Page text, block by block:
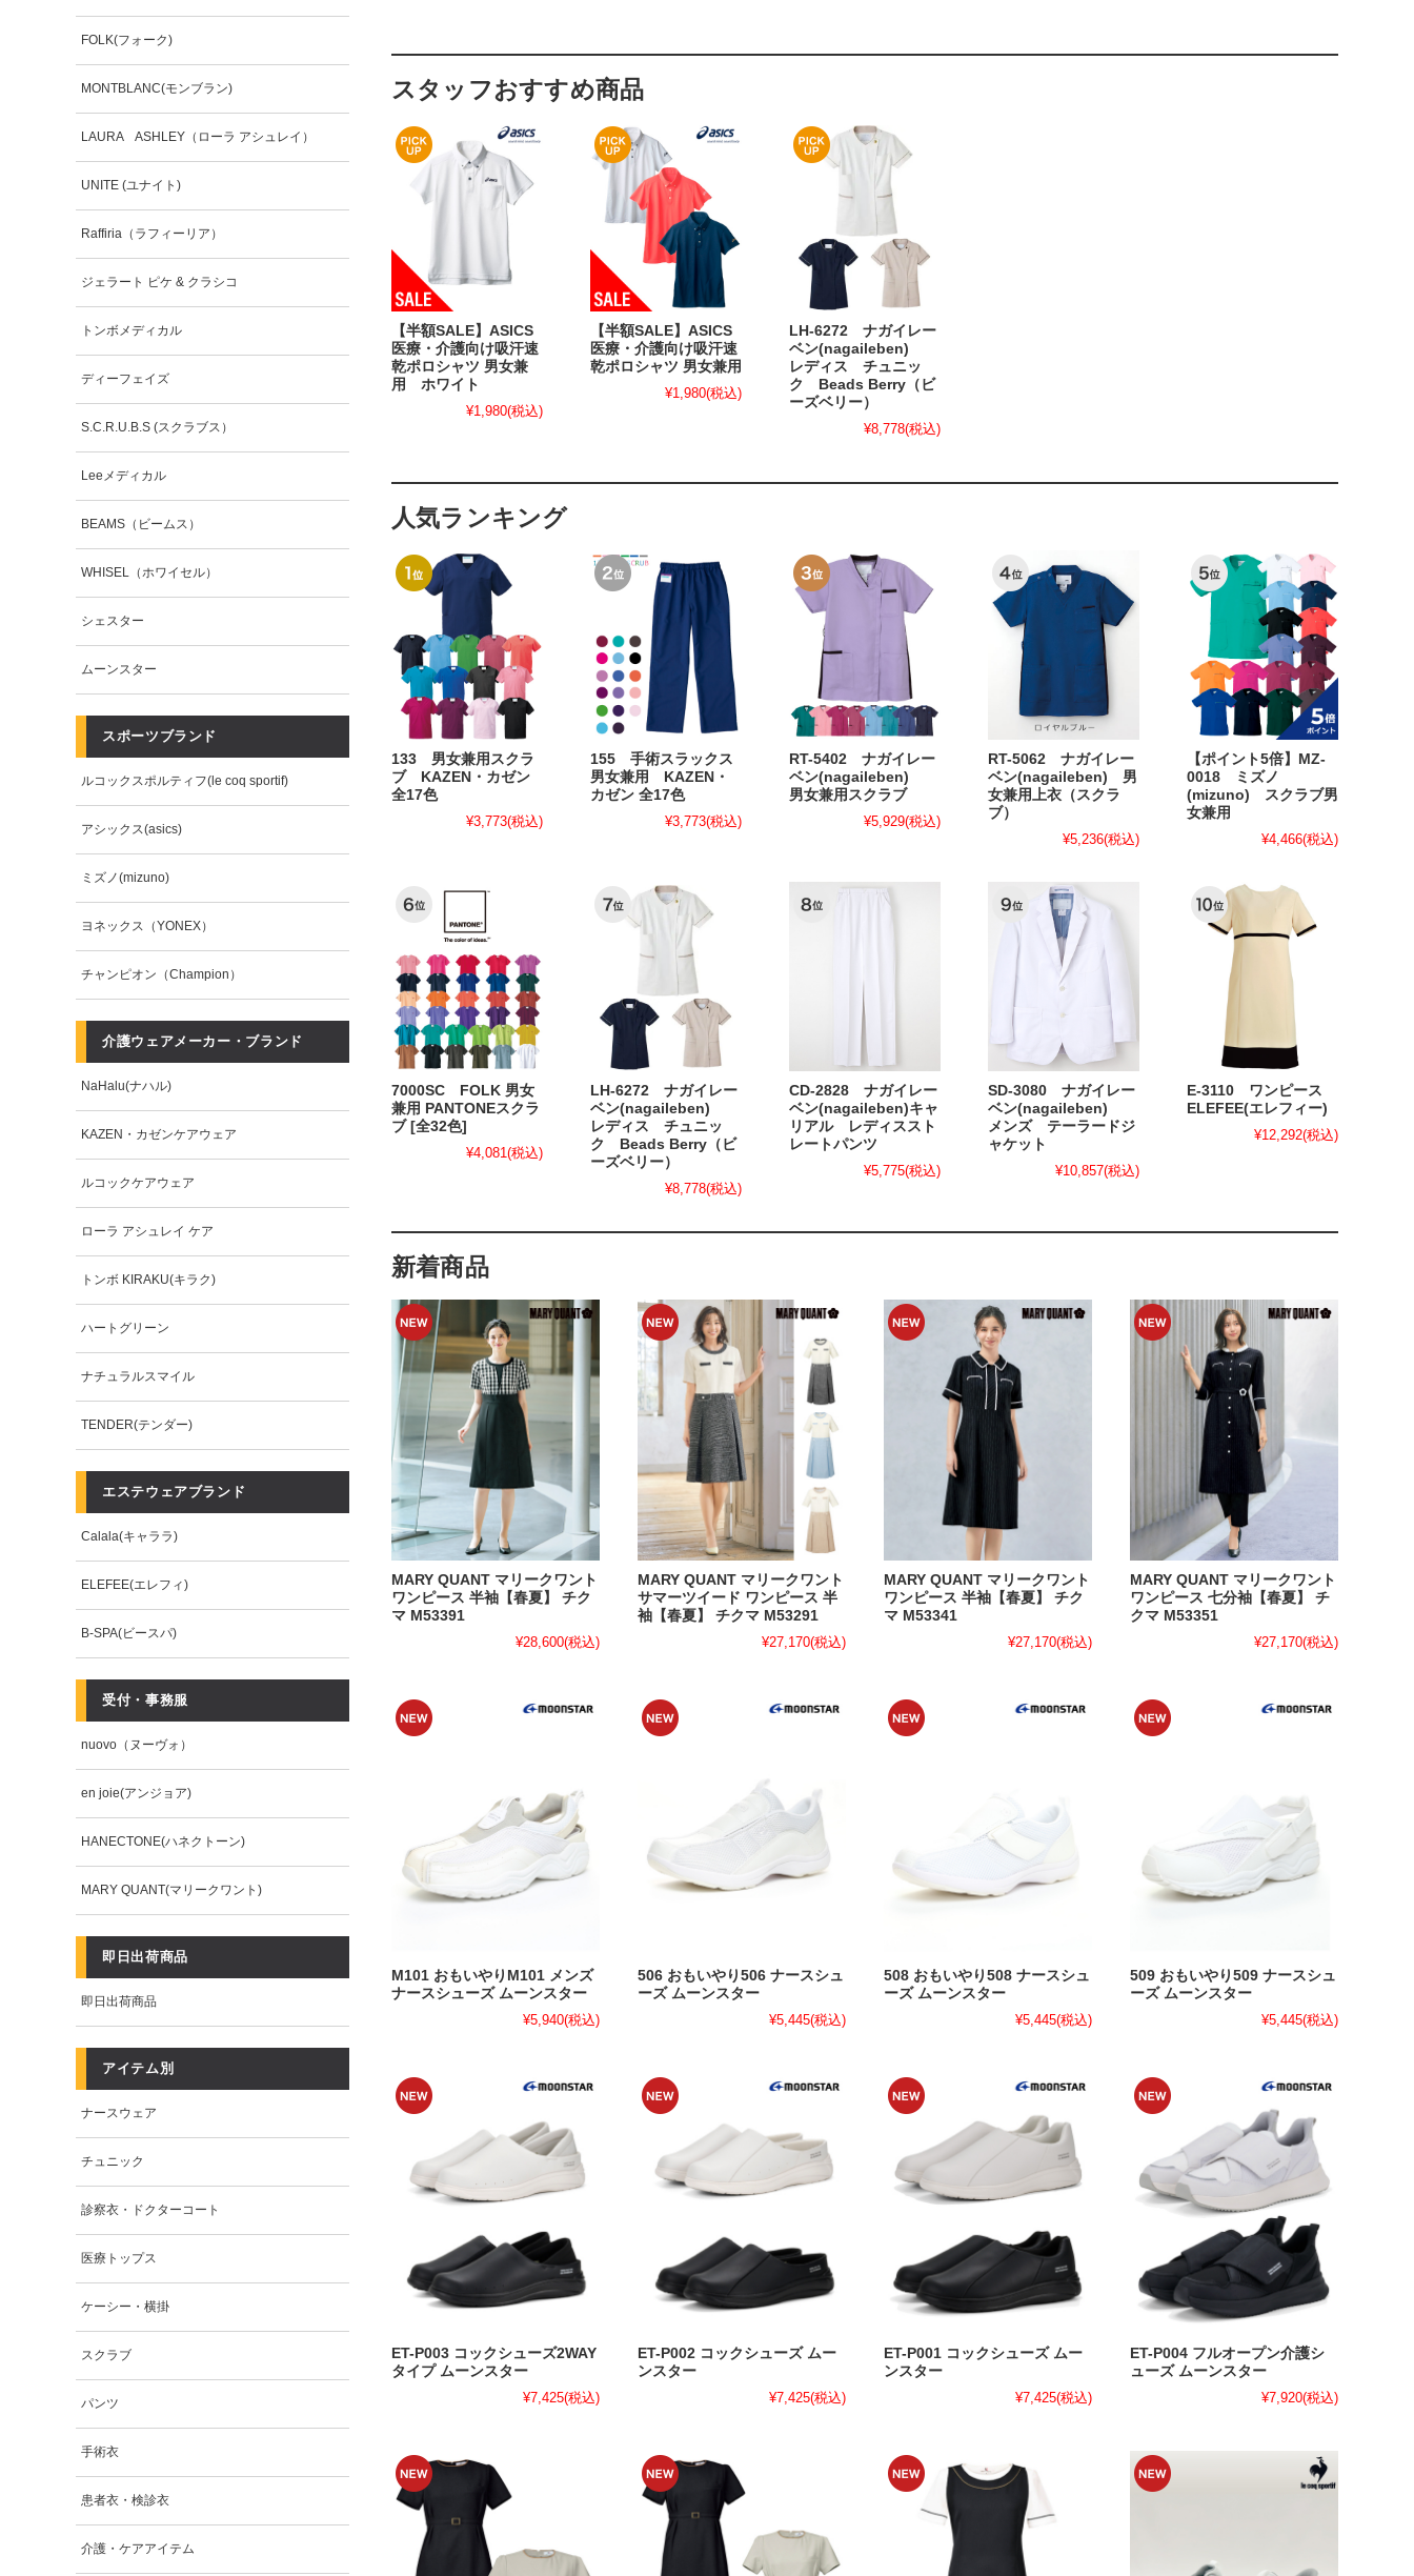
スタッフおすすめ商品
【半額SALE】ASICS
医療・介護向け吸汗速
乾ポロシャツ 男女兼
用 ホワイト
¥1,980(税込)
【半額SALE】ASICS
医療・介護向け吸汗速
乾ポロシャツ 男女兼用
¥1,980(税込)
LH-6272 ナガイレー
ベン(nagaileben)
レディス チュニッ
ク Beads Berry（ビ
ーズベリー）
¥8,778(税込)
人気ランキング
133 男女兼用スクラ
ブ KAZEN・カゼン
全17色
¥3,773(税込)
155 手術スラックス
男女兼用 KAZEN・
カゼン 全17色
¥3,773(税込)
RT-5402 ナガイレー
ベン(nagaileben)
男女兼用スクラブ
¥5,929(税込)
RT-5062 ナガイレー
ベン(nagaileben) 男
女兼用上衣（スクラ
ブ）
¥5,236(税込)
【ポイント5倍】MZ-
0018 ミズノ
(mizuno) スクラブ男
女兼用
¥4,466(税込)
7000SC FOLK 男女
兼用 PANTONEスクラ
ブ [全32色]
¥4,081(税込)
LH-6272 ナガイレー
ベン(nagaileben)
レディス チュニッ
ク Beads Berry（ビ
ーズベリー）
¥8,778(税込)
CD-2828 ナガイレー
ベン(nagaileben)キャ
リアル レディススト
レートパンツ
¥5,775(税込)
SD-3080 ナガイレー
ベン(nagaileben)
メンズ テーラードジ
ャケット
¥10,857(税込)
E-3110 ワンピース
ELEFEE(エレフィー)
¥12,292(税込)
新着商品
MARY QUANT マリークワント
ワンピース 半袖【春夏】 チク
マ M53391
¥28,600(税込)
MARY QUANT マリークワント
サマーツイード ワンピース 半
袖【春夏】 チクマ M53291
¥27,170(税込)
MARY QUANT マリークワント
ワンピース 半袖【春夏】 チク
マ M53341
¥27,170(税込)
MARY QUANT マリークワント
ワンピース 七分袖【春夏】 チ
クマ M53351
¥27,170(税込)
M101 おもいやりM101 メンズ
ナースシューズ ムーンスター
¥5,940(税込)
506 おもいやり506 ナースシュ
ーズ ムーンスター
¥5,445(税込)
508 おもいやり508 ナースシュ
ーズ ムーンスター
¥5,445(税込)
509 おもいやり509 ナースシュ
ーズ ムーンスター
¥5,445(税込)
ET-P003 コックシューズ2WAY
タイプ ムーンスター
¥7,425(税込)
ET-P002 コックシューズ ムー
ンスター
¥7,425(税込)
ET-P001 コックシューズ ムー
ンスター
¥7,425(税込)
ET-P004 フルオープン介護シ
ューズ ムーンスター
¥7,920(税込)
FOLK(フォーク)
MONTBLANC(モンブラン)
LAURA ASHLEY（ローラ アシュレイ）
UNITE (ユナイト)
Raffiria（ラフィーリア）
ジェラート ピケ & クラシコ
トンボメディカル
ディーフェイズ
S.C.R.U.B.S (スクラブス）
Leeメディカル
BEAMS（ビームス）
WHISEL（ホワイセル）
シェスター
ムーンスター
スポーツブランド
ルコックスポルティフ(le coq sportif)
アシックス(asics)
ミズノ(mizuno)
ヨネックス（YONEX）
チャンピオン（Champion）
介護ウェアメーカー・ブランド
NaHalu(ナハル)
KAZEN・カゼンケアウェア
ルコックケアウェア
ローラ アシュレイ ケア
トンボ KIRAKU(キラク)
ハートグリーン
ナチュラルスマイル
TENDER(テンダー)
エステウェアブランド
Calala(キャララ)
ELEFEE(エレフィ)
B-SPA(ビースパ)
受付・事務服
nuovo（ヌーヴォ）
en joie(アンジョア)
HANECTONE(ハネクトーン)
MARY QUANT(マリークワント)
即日出荷商品
即日出荷商品
アイテム別
ナースウェア
チュニック
診察衣・ドクターコート
医療トップス
ケーシー・横掛
スクラブ
パンツ
手術衣
患者衣・検診衣
介護・ケアアイテム